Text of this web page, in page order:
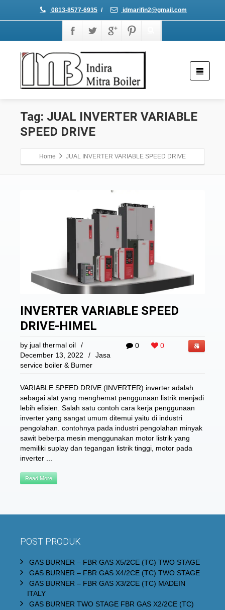
0813-8577-6935 / idmarifin2@gmail.com
Tag: JUAL INVERTER VARIABLE
SPEED DRIVE
Home JUAL INVERTER VARIABLE SPEED DRIVE
INVERTER VARIABLE SPEED
DRIVE-HIMEL
0 0
by jual thermal oil
/
December 13, 2022
/
Jasa
service boiler & Burner
VARIABLE SPEED DRIVE (INVERTER) inverter adalah
sebagai alat yang menghemat penggunaan listrik menjadi
lebih efisien. Salah satu contoh cara kerja penggunaan
inverter yang sangat umum ditemui yaitu di industri
pengolahan. contohnya pada industri pengolahan minyak
sawit beberpa mesin menggunakan motor listrik yang
memiliki suplay dan tegangan listrik tinggi, motor pada
inverter ...
Read More
POST PRODUK
GAS BURNER – FBR GAS X5/2CE (TC) TWO STAGE
GAS BURNER – FBR GAS X4/2CE (TC) TWO STAGE
GAS BURNER – FBR GAS X3/2CE (TC) MADEIN
ITALY
GAS BURNER TWO STAGE FBR GAS X2/2CE (TC)